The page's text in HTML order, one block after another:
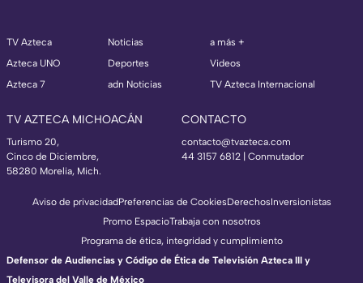
TV Azteca
Azteca UNO
Azteca 7
Noticias
Deportes
adn Noticias
a más +
Videos
TV Azteca Internacional
TV AZTECA MICHOACÁN
Turismo 20,
Cinco de Diciembre,
58280 Morelia, Mich.
CONTACTO
contacto@tvazteca.com
44 3157 6812 | Conmutador
Aviso de privacidadPreferencias de CookiesDerechosInversionistas
Promo EspacioTrabaja con nosotros
Programa de ética, integridad y cumplimiento
Defensor de Audiencias y Código de Ética de Televisión Azteca III y
Televisora del Valle de México